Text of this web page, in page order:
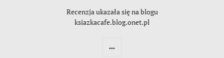
Recenzja ukazała się na blogu
ksiazkacafe.blog.onet.pl
...